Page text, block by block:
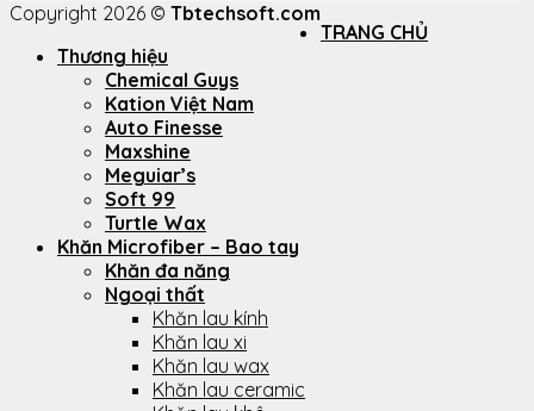
Copyright 2026 © Tbtechsoft.com
TRANG CHỦ
Thương hiệu
Chemical Guys
Kation Việt Nam
Auto Finesse
Maxshine
Meguiar’s
Soft 99
Turtle Wax
Khăn Microfiber – Bao tay
Khăn đa năng
Ngoại thất
Khăn lau kính
Khăn lau xi
Khăn lau wax
Khăn lau ceramic